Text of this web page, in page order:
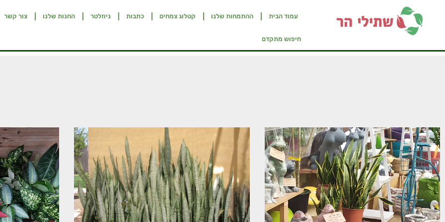
עמוד הבית ההתמחות שלנו קטלוג צמחים כתבות ניוזלטר החנות שלנו צור קשר
חיפוש מתקדם